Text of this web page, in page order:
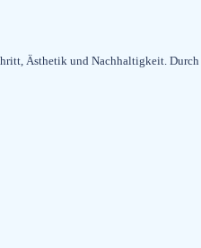
Ästhetik und Nachhaltigkeit. Durch